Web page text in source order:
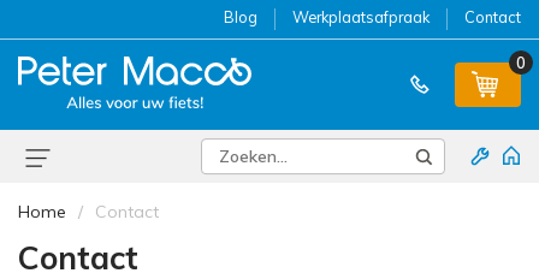
Blog Werkplaatsafpraak Contact
0
Home Contact
Contact